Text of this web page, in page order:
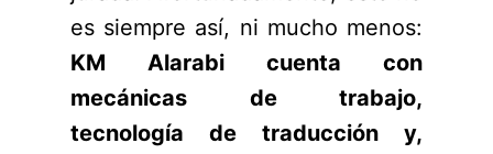
es siempre así, ni mucho menos:
KM Alarabi cuenta con
mecánicas de trabajo,
tecnología de traducción y,